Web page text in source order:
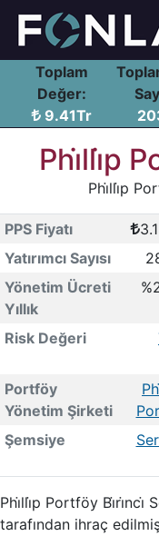
Toplam
Değer:
9.41Tr
Phi̇lli̇p
Phi̇lli̇p
PPS Fiyatı
Yatırımcı Sayısı
Yönetim Ücreti
Yıllık
Risk Değeri
Portföy
Yönetim Şirketi
Şemsiye
Phi̇lli̇p Portföy Bi̇ri̇nci̇
tarafından ihraç